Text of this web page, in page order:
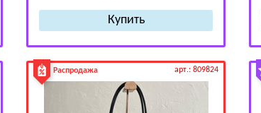
Распродажа арт.: 809824